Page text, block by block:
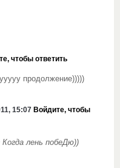
чтобы ответить
продолжение)))))
15:07 Войдите, чтобы
лень побеДю))